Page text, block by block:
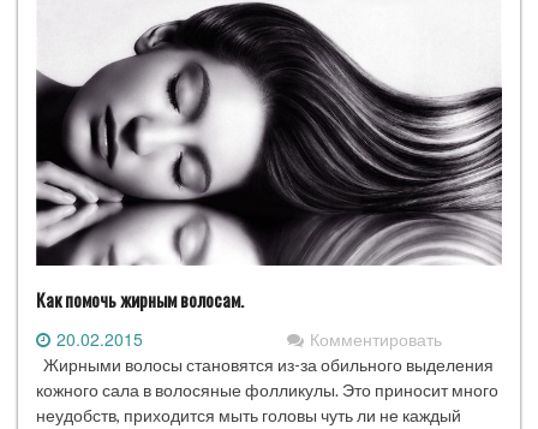
Как помочь жирным волосам.
20.02.2015 Комментировать
Жирными волосы становятся из-за обильного выделения
кожного сала в волосяные фолликулы. Это приносит много
неудобств, приходится мыть головы чуть ли не каждый